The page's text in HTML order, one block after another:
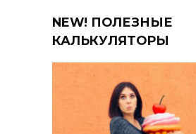
NEW! ПОЛЕЗНЫЕ
КАЛЬКУЛЯТОРЫ